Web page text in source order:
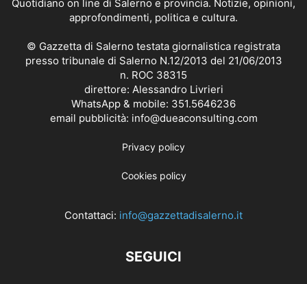
Quotidiano on line di Salerno e provincia. Notizie, opinioni,
approfondimenti, politica e cultura.
© Gazzetta di Salerno testata giornalistica registrata
presso tribunale di Salerno N.12/2013 del 21/06/2013
n. ROC 38315
direttore: Alessandro Livrieri
WhatsApp & mobile: 351.5646236
email pubblicità: info@dueaconsulting.com
Privacy policy
Cookies policy
Contattaci: info@gazzettadisalerno.it
SEGUICI